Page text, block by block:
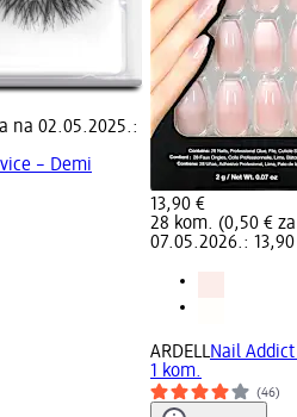
na 02.05.2025.:
– Demi
13,90 €
28 kom. (0,50 €
07.05.2026.:
ARDELLNail
1 kom.
(46)